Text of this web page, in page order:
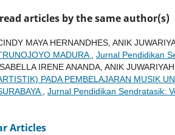
articles by the same author(s)
MAYA HERNANDHES, ANIK
MADURA
Jurnal Pendidikan
IRENE ANANDA, ANIK JUWARIYAH,
PADA PEMBELAJARAN MUSIK
Jurnal Pendidikan Sendratasik:
Articles